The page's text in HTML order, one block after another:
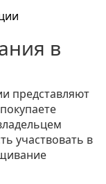
в
представляют
участвовать в